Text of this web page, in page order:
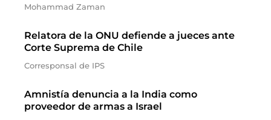
Mohammad Zaman
Relatora de la ONU defiende a jueces ante
Corte Suprema de Chile
Corresponsal de IPS
Amnistía denuncia a la India como
proveedor de armas a Israel